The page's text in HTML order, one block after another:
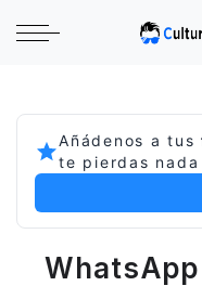
Añádenos a tus
te pierdas nada